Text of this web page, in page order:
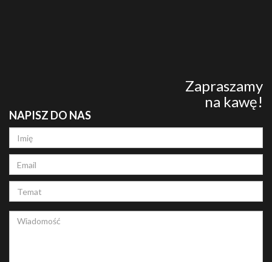
Zapraszamy
na kawę!
NAPISZ DO NAS